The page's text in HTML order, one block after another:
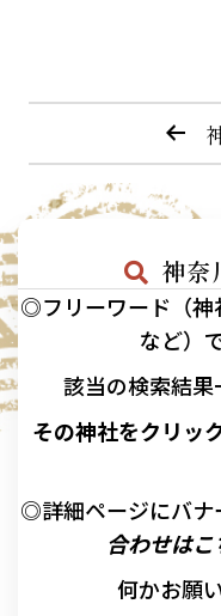
神奈
◎フリーワード（神
など）
該当の検索結果
その神社をクリッ
◎詳細ページにバナ
合わせは
何かお願